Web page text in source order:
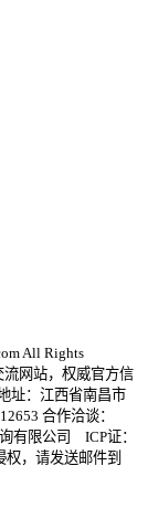
All Rights
网站，权威官方信
址：江西省南昌市
合作洽谈：
有限公司 ICP证：
，请发送邮件到